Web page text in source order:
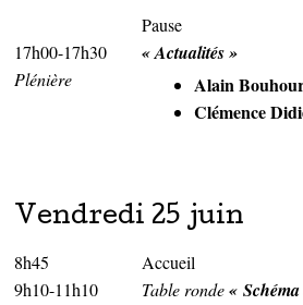
Pause
17h00-17h30
Plénière
« Actualités »
Alain
Clémence
Vendredi 25 juin
8h45
Accueil
9h10-11h10
Table ronde«